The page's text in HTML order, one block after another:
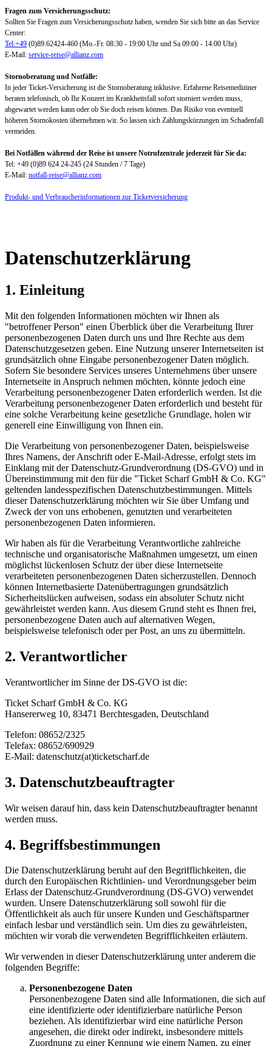
Fragen zum Versicherungsschutz:
Sollten Sie Fragen zum Versicherungsschutz haben, wenden Sie sich bitte an das Service
Center:
Tel:+49 (0)89.62424-460 (Mo.-Fr. 08:30 - 19:00 Uhr und Sa 09:00 - 14:00 Uhr)
E-Mail: service-reise@allianz.com
Stornoberatung und Notfälle:
In jeder Ticket-Versicherung ist die Stornoberatung inklusive. Erfahrene Reisemediziner
beraten telefonisch, ob Ihr Konzert im Krankheitsfall sofort storniert werden muss,
abgewartet werden kann oder ob Sie doch reisen können. Das Risiko von eventuell
höheren Stornokosten übernehmen wir. So lassen sich Zahlungskürzungen im Schadenfall
vermeiden.
Bei Notfällen während der Reise ist unsere Notrufzentrale jederzeit für Sie da:
Tel: +49 (0)89 624 24-245 (24 Stunden / 7 Tage)
E-Mail: notfall-reise@allianz.com
Produkt- und Verbraucherinformationen zur Ticketversicherung
Datenschutzerklärung
1. Einleitung
Mit den folgenden Informationen möchten wir Ihnen als
"betroffener Person" einen Überblick über die Verarbeitung Ihrer
personenbezogenen Daten durch uns und Ihre Rechte aus dem
Datenschutzgesetzen geben. Eine Nutzung unserer Internetseiten ist
grundsätzlich ohne Eingabe personenbezogener Daten möglich.
Sofern Sie besondere Services unseres Unternehmens über unsere
Internetseite in Anspruch nehmen möchten, könnte jedoch eine
Verarbeitung personenbezogener Daten erforderlich werden. Ist die
Verarbeitung personenbezogener Daten erforderlich und besteht für
eine solche Verarbeitung keine gesetzliche Grundlage, holen wir
generell eine Einwilligung von Ihnen ein.
Die Verarbeitung von personenbezogener Daten, beispielsweise
Ihres Namens, der Anschrift oder E-Mail-Adresse, erfolgt stets im
Einklang mit der Datenschutz-Grundverordnung (DS-GVO) und in
Übereinstimmung mit den für die "Ticket Scharf GmbH & Co. KG"
geltenden landesspezifischen Datenschutzbestimmungen. Mittels
dieser Datenschutzerklärung möchten wir Sie über Umfang und
Zweck der von uns erhobenen, genutzten und verarbeiteten
personenbezogenen Daten informieren.
Wir haben als für die Verarbeitung Verantwortliche zahlreiche
technische und organisatorische Maßnahmen umgesetzt, um einen
möglichst lückenlosen Schutz der über diese Internetseite
verarbeiteten personenbezogenen Daten sicherzustellen. Dennoch
können Internetbasierte Datenübertragungen grundsätzlich
Sicherheitslücken aufweisen, sodass ein absoluter Schutz nicht
gewährleistet werden kann. Aus diesem Grund steht es Ihnen frei,
personenbezogene Daten auch auf alternativen Wegen,
beispielsweise telefonisch oder per Post, an uns zu übermitteln.
2. Verantwortlicher
Verantwortlicher im Sinne der DS-GVO ist die:
Ticket Scharf GmbH & Co. KG
Hansererweg 10, 83471 Berchtesgaden, Deutschland
Telefon: 08652/2325
Telefax: 08652/690929
E-Mail: datenschutz(at)ticketscharf.de
3. Datenschutzbeauftragter
Wir weisen darauf hin, dass kein Datenschutzbeauftragter benannt
werden muss.
4. Begriffsbestimmungen
Die Datenschutzerklärung beruht auf den Begrifflichkeiten, die
durch den Europäischen Richtlinien- und Verordnungsgeber beim
Erlass der Datenschutz-Grundverordnung (DS-GVO) verwendet
wurden. Unsere Datenschutzerklärung soll sowohl für die
Öffentlichkeit als auch für unsere Kunden und Geschäftspartner
einfach lesbar und verständlich sein. Um dies zu gewährleisten,
möchten wir vorab die verwendeten Begrifflichkeiten erläutern.
Wir verwenden in dieser Datenschutzerklärung unter anderem die
folgenden Begriffe:
Personenbezogene Daten
Personenbezogene Daten sind alle Informationen, die sich auf
eine identifizierte oder identifizierbare natürliche Person
beziehen. Als identifizierbar wird eine natürliche Person
angesehen, die direkt oder indirekt, insbesondere mittels
Zuordnung zu einer Kennung wie einem Namen, zu einer